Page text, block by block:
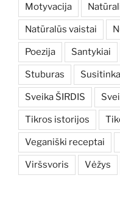
Motyvacija
Natūralūs vaistai
Poezija Santykiai
Stuburas
Sveika ŠIRDIS
Tikros istorijos
Veganiški receptai
Viršsvoris Vėžys